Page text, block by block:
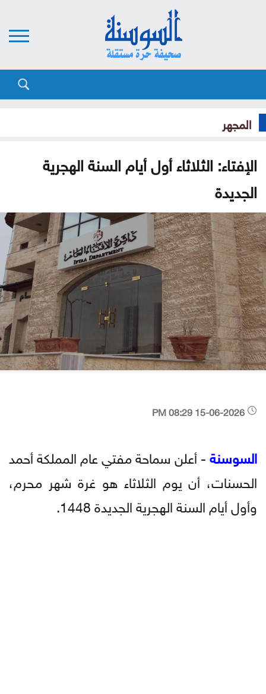
المجهر
الإفتاء: الثلاثاء أول أيام السنة الهجرية
الجديدة
السوسنة- أعلن سماحة مفتي عام المملكة أحمد
الحسنات، أن يوم الثلاثاء هو غرة شهر محرم،
وأول أيام السنة الهجرية الجديدة 1448.